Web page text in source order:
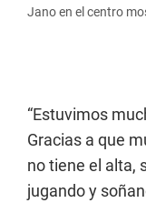
Jano en el centro
“Estuvimos
Gracias a que
no tiene el alta,
jugando y